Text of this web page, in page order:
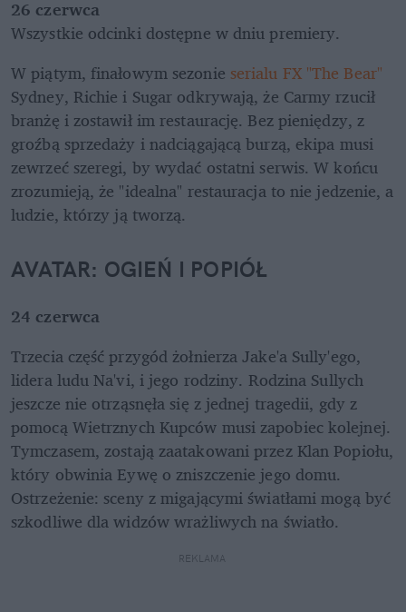
26 czerwca
Wszystkie odcinki dostępne w dniu premiery.
W piątym, finałowym sezonie serialu FX "The Bear"
Sydney, Richie i Sugar odkrywają, że Carmy rzucił
branżę i zostawił im restaurację. Bez pieniędzy, z
groźbą sprzedaży i nadciągającą burzą, ekipa musi
zewrzeć szeregi, by wydać ostatni serwis. W końcu
zrozumieją, że "idealna" restauracja to nie jedzenie, a
ludzie, którzy ją tworzą.
AVATAR: OGIEŃ I POPIÓŁ
24 czerwca
Trzecia część przygód żołnierza Jake'a Sully'ego,
lidera ludu Na'vi, i jego rodziny. Rodzina Sullych
jeszcze nie otrząsnęła się z jednej tragedii, gdy z
pomocą Wietrznych Kupców musi zapobiec kolejnej.
Tymczasem, zostają zaatakowani przez Klan Popiołu,
który obwinia Eywę o zniszczenie jego domu.
Ostrzeżenie: sceny z migającymi światłami mogą być
szkodliwe dla widzów wrażliwych na światło.
REKLAMA